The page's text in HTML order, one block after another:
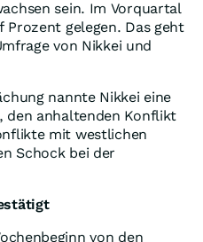
sein. Im Vorquartal
gelegen. Das geht
von Nikkei und
nannte Nikkei eine
den anhaltenden Konflikt
mit westlichen
Schock bei der
von den